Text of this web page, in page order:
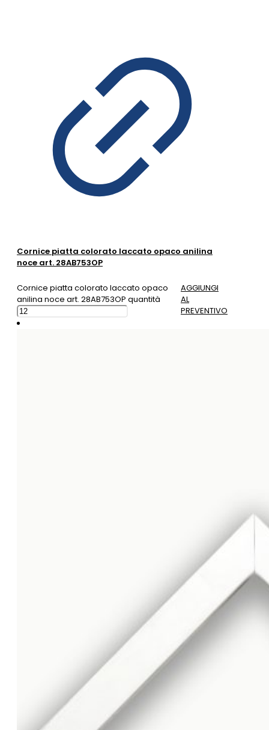
Cornice piatta colorato laccato opaco anilina
noce art. 28AB753OP
Cornice piatta colorato laccato opaco
anilina noce art. 28AB753OP quantità
AGGIUNGI
AL
PREVENTIVO